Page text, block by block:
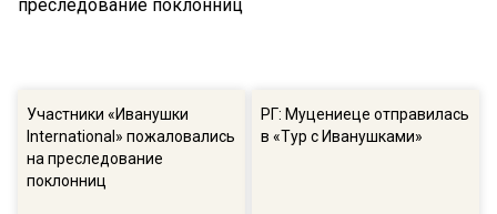
Участники «Иванушки
International» пожаловались
на преследование
поклонниц
РГ: Муцениеце отправилась
в «Тур с Иванушками»